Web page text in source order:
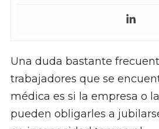
Una duda bastante
trabajadores que se
médica es si la empresa o
pueden obligarles a